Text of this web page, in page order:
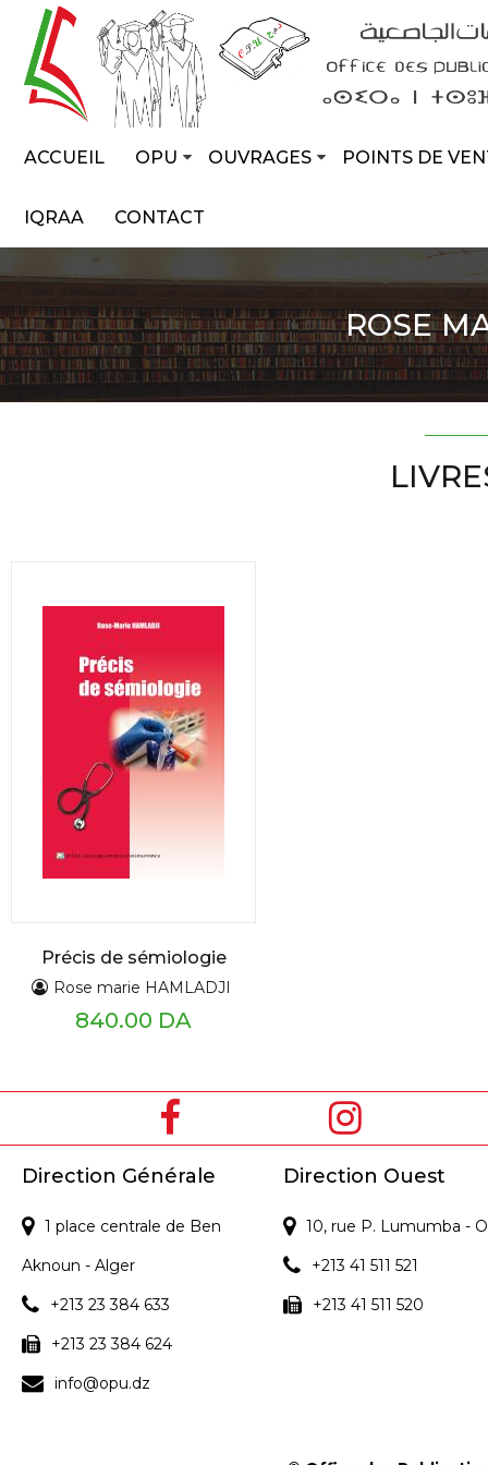
ACCUEIL OPU OUVRAGES POINTS DE
IQRAA CONTACT
ROSE
Précis de sémiologie
Rose marie HAMLADJI
840.00 DA
Direction Générale
1 place centrale de Ben
Aknoun - Alger
+213 23 384 633
+213 23 384 624
info@opu.dz
Direction Ouest
10, rue P. Lumumba -
+213 41 511 521
+213 41 511 520